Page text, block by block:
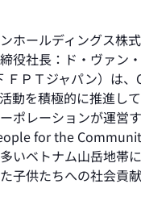
ホールディングス株
役社長：ド・ヴァン
ＦＰＴジャパン）は、
動を積極的に推進し
ポレーションが運営
for the
いベトナム山岳地帯
子供たちへの社会貢